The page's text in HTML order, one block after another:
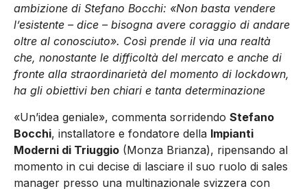
ambizione di Stefano Bocchi: «Non basta vendere
l’esistente – dice – bisogna avere coraggio di andare
oltre al conosciuto». Così prende il via una realtà
che, nonostante le difficoltà del mercato e anche di
fronte alla straordinarietà del momento di lockdown,
ha gli obiettivi ben chiari e tanta determinazione
«Un’idea geniale», commenta sorridendo Stefano
Bocchi, installatore e fondatore della Impianti
Moderni di Triuggio (Monza Brianza), ripensando al
momento in cui decise di lasciare il suo ruolo di sales
manager presso una multinazionale svizzera con